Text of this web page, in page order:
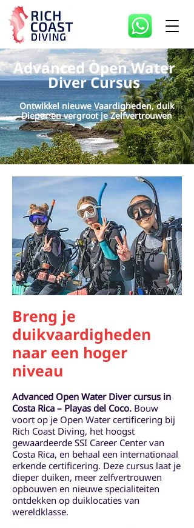
Advanced Open Water
Diver Cursus
Ontwikkel nieuwe Vaardigheden, duik
Dieper en vergroot je Zelfvertrouwen
Breng je
duikvaardigheden
naar een hoger
niveau
Advanced Open Water Diver cursus in
Costa Rica – Playas del Coco. Bouw
voort op je Open Water certificering bij
Rich Coast Diving, het hoogst
gewaardeerde SSI Career Center van
Costa Rica, en behaal een internationaal
erkende certificering. Deze cursus laat je
dieper duiken, meer zelfvertrouwen
opbouwen en nieuwe specialiteiten
ontdekken op duiklocaties van
wereldklasse.